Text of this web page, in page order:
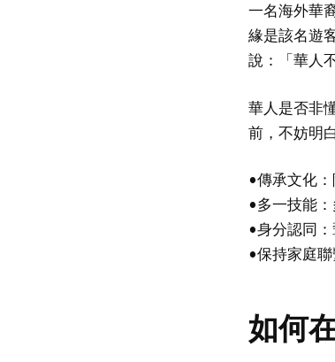
一名海外華
緣是該名遊
說：「華人
華人是否非
前，不妨明
•傳承文化
•多一技能
•身分認同
•保持家庭
如何